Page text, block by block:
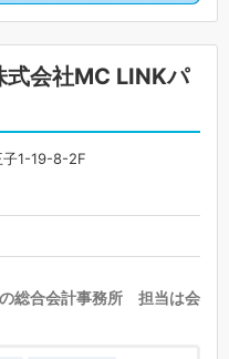
会社MC LINKパ
子1-19-8-2F
の総合会計事務所 担当は会